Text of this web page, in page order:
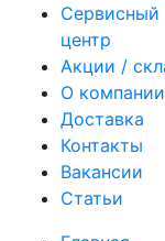
Сервисный
центр
Акции /
О компании
Доставка
Контакты
Вакансии
Статьи